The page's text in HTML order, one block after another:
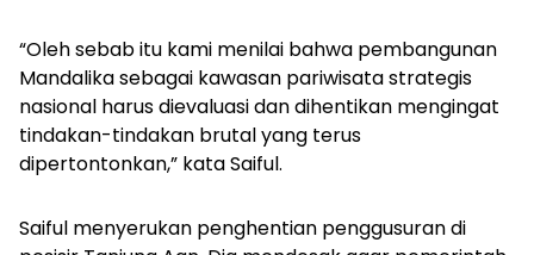
“Oleh sebab itu kami menilai bahwa pembangunan
Mandalika sebagai kawasan pariwisata strategis
nasional harus dievaluasi dan dihentikan mengingat
tindakan-tindakan brutal yang terus
dipertontonkan,” kata Saiful.
Saiful menyerukan penghentian penggusuran di